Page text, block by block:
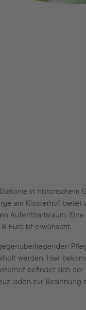
in historischem
am Klosterhof bietet
Aufenthaltsraum.
Euro ist erwünscht.
werden. Hier
befindet sich der
laden zur Besinnung